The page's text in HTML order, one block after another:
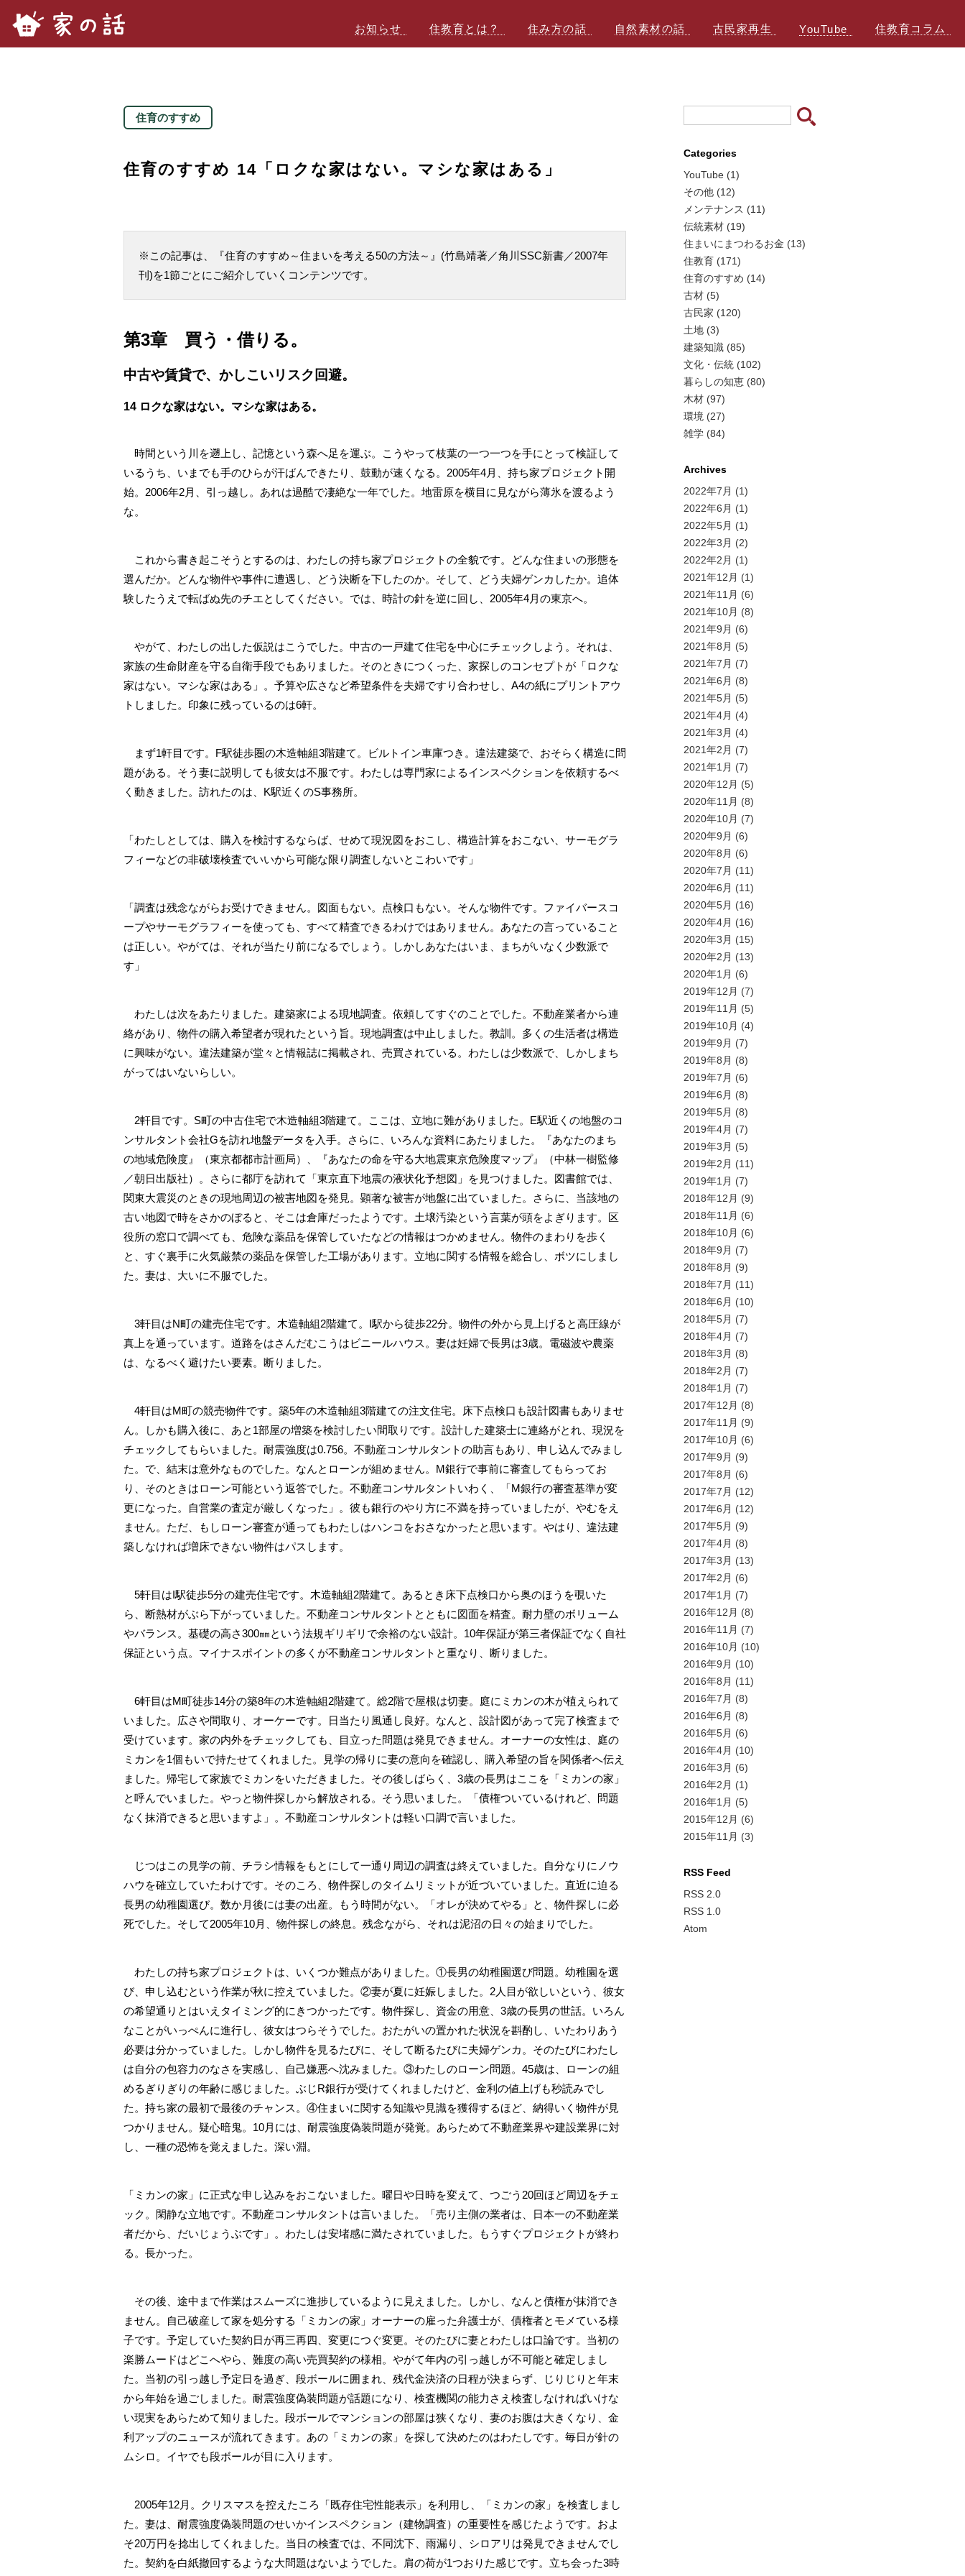
お知らせ
住教育とは？ 住み方の話 自然素材の話 古民家再生 YouTube 住教育コラム
住育のすすめ
住育のすすめ 14「ロクな家はない。マシな家はある」
※この記事は、『住育のすすめ～住まいを考える50の方法～』(竹島靖著／角川SSC新書／2007年
刊)を1節ごとにご紹介していくコンテンツです。
第3章 買う・借りる。
中古や賃貸で、かしこいリスク回避。
14 ロクな家はない。マシな家はある。
時間という川を遡上し、記憶という森へ足を運ぶ。こうやって枝葉の一つ一つを手にとって検証して
いるうち、いまでも手のひらが汗ばんできたり、鼓動が速くなる。2005年4月、持ち家プロジェクト開
始。2006年2月、引っ越し。あれは過酷で凄絶な一年でした。地雷原を横目に見ながら薄氷を渡るよう
な。
これから書き起こそうとするのは、わたしの持ち家プロジェクトの全貌です。どんな住まいの形態を
選んだか。どんな物件や事件に遭遇し、どう決断を下したのか。そして、どう夫婦ゲンカしたか。追体
験したうえで転ばぬ先のチエとしてください。では、時計の針を逆に回し、2005年4月の東京へ。
やがて、わたしの出した仮説はこうでした。中古の一戸建て住宅を中心にチェックしよう。それは、
家族の生命財産を守る自衛手段でもありました。そのときにつくった、家探しのコンセプトが「ロクな
家はない。マシな家はある」。予算や広さなど希望条件を夫婦ですり合わせし、A4の紙にプリントアウ
トしました。印象に残っているのは6軒。
まず1軒目です。F駅徒歩圏の木造軸組3階建て。ビルトイン車庫つき。違法建築で、おそらく構造に問
題がある。そう妻に説明しても彼女は不服です。わたしは専門家によるインスペクションを依頼するべ
く動きました。訪れたのは、K駅近くのS事務所。
「わたしとしては、購入を検討するならば、せめて現況図をおこし、構造計算をおこない、サーモグラ
フィーなどの非破壊検査でいいから可能な限り調査しないとこわいです」
「調査は残念ながらお受けできません。図面もない。点検口もない。そんな物件です。ファイバースコ
ープやサーモグラフィーを使っても、すべて精査できるわけではありません。あなたの言っていること
は正しい。やがては、それが当たり前になるでしょう。しかしあなたはいま、まちがいなく少数派で
す」
わたしは次をあたりました。建築家による現地調査。依頼してすぐのことでした。不動産業者から連
絡があり、物件の購入希望者が現れたという旨。現地調査は中止しました。教訓。多くの生活者は構造
に興味がない。違法建築が堂々と情報誌に掲載され、売買されている。わたしは少数派で、しかしまち
がってはいないらしい。
2軒目です。S町の中古住宅で木造軸組3階建て。ここは、立地に難がありました。E駅近くの地盤のコ
ンサルタント会社Gを訪れ地盤データを入手。さらに、いろんな資料にあたりました。『あなたのまち
の地域危険度』（東京都都市計画局）、『あなたの命を守る大地震東京危険度マップ』（中林一樹監修
／朝日出版社）。さらに都庁を訪れて「東京直下地震の液状化予想図」を見つけました。図書館では、
関東大震災のときの現地周辺の被害地図を発見。顕著な被害が地盤に出ていました。さらに、当該地の
古い地図で時をさかのぼると、そこは倉庫だったようです。土壌汚染という言葉が頭をよぎります。区
役所の窓口で調べても、危険な薬品を保管していたなどの情報はつかめません。物件のまわりを歩く
と、すぐ裏手に火気厳禁の薬品を保管した工場があります。立地に関する情報を総合し、ボツにしまし
た。妻は、大いに不服でした。
3軒目はN町の建売住宅です。木造軸組2階建て。I駅から徒歩22分。物件の外から見上げると高圧線が
真上を通っています。道路をはさんだむこうはビニールハウス。妻は妊婦で長男は3歳。電磁波や農薬
は、なるべく避けたい要素。断りました。
4軒目はM町の競売物件です。築5年の木造軸組3階建ての注文住宅。床下点検口も設計図書もありませ
ん。しかも購入後に、あと1部屋の増築を検討したい間取りです。設計した建築士に連絡がとれ、現況を
チェックしてもらいました。耐震強度は0.756。不動産コンサルタントの助言もあり、申し込んでみまし
た。で、結末は意外なものでした。なんとローンが組めません。M銀行で事前に審査してもらってお
り、そのときはローン可能という返答でした。不動産コンサルタントいわく、「M銀行の審査基準が変
更になった。自営業の査定が厳しくなった」。彼も銀行のやり方に不満を持っていましたが、やむをえ
ません。ただ、もしローン審査が通ってもわたしはハンコをおさなかったと思います。やはり、違法建
築しなければ増床できない物件はパスします。
5軒目はI駅徒歩5分の建売住宅です。木造軸組2階建て。あるとき床下点検口から奥のほうを覗いた
ら、断熱材がぶら下がっていました。不動産コンサルタントとともに図面を精査。耐力壁のボリューム
やバランス。基礎の高さ300㎜という法規ギリギリで余裕のない設計。10年保証が第三者保証でなく自社
保証という点。マイナスポイントの多くが不動産コンサルタントと重なり、断りました。
6軒目はM町徒歩14分の築8年の木造軸組2階建て。総2階で屋根は切妻。庭にミカンの木が植えられて
いました。広さや間取り、オーケーです。日当たり風通し良好。なんと、設計図があって完了検査まで
受けています。家の内外をチェックしても、目立った問題は発見できません。オーナーの女性は、庭の
ミカンを1個もいで持たせてくれました。見学の帰りに妻の意向を確認し、購入希望の旨を関係者へ伝え
ました。帰宅して家族でミカンをいただきました。その後しばらく、3歳の長男はここを「ミカンの家」
と呼んでいました。やっと物件探しから解放される。そう思いました。「債権ついているけれど、問題
なく抹消できると思いますよ」。不動産コンサルタントは軽い口調で言いました。
じつはこの見学の前、チラシ情報をもとにして一通り周辺の調査は終えていました。自分なりにノウ
ハウを確立していたわけです。そのころ、物件探しのタイムリミットが近づいていました。直近に迫る
長男の幼稚園選び。数か月後には妻の出産。もう時間がない。「オレが決めてやる」と、物件探しに必
死でした。そして2005年10月、物件探しの終息。残念ながら、それは泥沼の日々の始まりでした。
わたしの持ち家プロジェクトは、いくつか難点がありました。①長男の幼稚園選び問題。幼稚園を選
び、申し込むという作業が秋に控えていました。②妻が夏に妊娠しました。2人目が欲しいという、彼女
の希望通りとはいえタイミング的にきつかったです。物件探し、資金の用意、3歳の長男の世話。いろん
なことがいっぺんに進行し、彼女はつらそうでした。おたがいの置かれた状況を斟酌し、いたわりあう
必要は分かっていました。しかし物件を見るたびに、そして断るたびに夫婦ゲンカ。そのたびにわたし
は自分の包容力のなさを実感し、自己嫌悪へ沈みました。③わたしのローン問題。45歳は、ローンの組
めるぎりぎりの年齢に感じました。ぶじR銀行が受けてくれましたけど、金利の値上げも秒読みでし
た。持ち家の最初で最後のチャンス。④住まいに関する知識や見識を獲得するほど、納得いく物件が見
つかりません。疑心暗鬼。10月には、耐震強度偽装問題が発覚。あらためて不動産業界や建設業界に対
し、一種の恐怖を覚えました。深い淵。
「ミカンの家」に正式な申し込みをおこないました。曜日や日時を変えて、つごう20回ほど周辺をチェ
ック。閑静な立地です。不動産コンサルタントは言いました。「売り主側の業者は、日本一の不動産業
者だから、だいじょうぶです」。わたしは安堵感に満たされていました。もうすぐプロジェクトが終わ
る。長かった。
その後、途中まで作業はスムーズに進捗しているように見えました。しかし、なんと債権が抹消でき
ません。自己破産して家を処分する「ミカンの家」オーナーの雇った弁護士が、債権者とモメている様
子です。予定していた契約日が再三再四、変更につぐ変更。そのたびに妻とわたしは口論です。当初の
楽勝ムードはどこへやら、難度の高い売買契約の様相。やがて年内の引っ越しが不可能と確定しまし
た。当初の引っ越し予定日を過ぎ、段ボールに囲まれ、残代金決済の日程が決まらず、じりじりと年末
から年始を過ごしました。耐震強度偽装問題が話題になり、検査機関の能力さえ検査しなければいけな
い現実をあらためて知りました。段ボールでマンションの部屋は狭くなり、妻のお腹は大きくなり、金
利アップのニュースが流れてきます。あの「ミカンの家」を探して決めたのはわたしです。毎日が針の
ムシロ。イヤでも段ボールが目に入ります。
2005年12月。クリスマスを控えたころ「既存住宅性能表示」を利用し、「ミカンの家」を検査しまし
た。妻は、耐震強度偽装問題のせいかインスペクション（建物調査）の重要性を感じたようです。およ
そ20万円を捻出してくれました。当日の検査では、不同沈下、雨漏り、シロアリは発見できませんでし
た。契約を白紙撤回するような大問題はないようでした。肩の荷が1つおりた感じです。立ち会った3時
Categories
YouTube (1)
その他 (12)
メンテナンス (11)
伝統素材 (19)
住まいにまつわるお金 (13)
住教育 (171)
住育のすすめ (14)
古材 (5)
古民家 (120)
土地 (3)
建築知識 (85)
文化・伝統 (102)
暮らしの知恵 (80)
木材 (97)
環境 (27)
雑学 (84)
Archives
2022年7月 (1)
2022年6月 (1)
2022年5月 (1)
2022年3月 (2)
2022年2月 (1)
2021年12月 (1)
2021年11月 (6)
2021年10月 (8)
2021年9月 (6)
2021年8月 (5)
2021年7月 (7)
2021年6月 (8)
2021年5月 (5)
2021年4月 (4)
2021年3月 (4)
2021年2月 (7)
2021年1月 (7)
2020年12月 (5)
2020年11月 (8)
2020年10月 (7)
2020年9月 (6)
2020年8月 (6)
2020年7月 (11)
2020年6月 (11)
2020年5月 (16)
2020年4月 (16)
2020年3月 (15)
2020年2月 (13)
2020年1月 (6)
2019年12月 (7)
2019年11月 (5)
2019年10月 (4)
2019年9月 (7)
2019年8月 (8)
2019年7月 (6)
2019年6月 (8)
2019年5月 (8)
2019年4月 (7)
2019年3月 (5)
2019年2月 (11)
2019年1月 (7)
2018年12月 (9)
2018年11月 (6)
2018年10月 (6)
2018年9月 (7)
2018年8月 (9)
2018年7月 (11)
2018年6月 (10)
2018年5月 (7)
2018年4月 (7)
2018年3月 (8)
2018年2月 (7)
2018年1月 (7)
2017年12月 (8)
2017年11月 (9)
2017年10月 (6)
2017年9月 (9)
2017年8月 (6)
2017年7月 (12)
2017年6月 (12)
2017年5月 (9)
2017年4月 (8)
2017年3月 (13)
2017年2月 (6)
2017年1月 (7)
2016年12月 (8)
2016年11月 (7)
2016年10月 (10)
2016年9月 (10)
2016年8月 (11)
2016年7月 (8)
2016年6月 (8)
2016年5月 (6)
2016年4月 (10)
2016年3月 (6)
2016年2月 (1)
2016年1月 (5)
2015年12月 (6)
2015年11月 (3)
RSS Feed
RSS 2.0
RSS 1.0
Atom